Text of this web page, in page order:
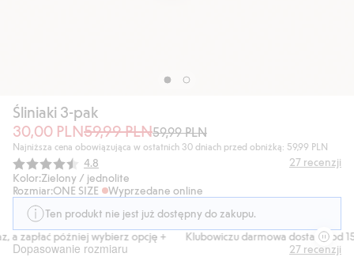
Śliniaki 3-pak
30,00 PLN59,99 PLN59,99 PLN
Najniższa cena obowiązująca w ostatnich 30 dniach przed obniżką: 59,99 PLN
Średnia ocena:
4.8 27 recenzji
Kolor:Zielony / jednolite
Rozmiar:ONE SIZE
Wyprzedane online
Ten produkt nie jest już dostępny do zakupu.
zapłać później wybierz opcję +
Klubowiczu darmowa dostawa od 150
Dopasowanie rozmiaru 27 recenzji